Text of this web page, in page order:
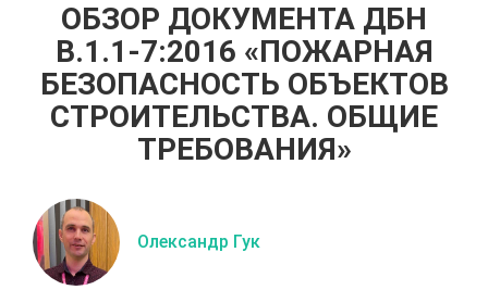
ОБЗОР ДОКУМЕНТА ДБН
В.1.1-7:2016 «ПОЖАРНАЯ
БЕЗОПАСНОСТЬ ОБЪЕКТОВ
СТРОИТЕЛЬСТВА. ОБЩИЕ
ТРЕБОВАНИЯ»
Олександр Гук